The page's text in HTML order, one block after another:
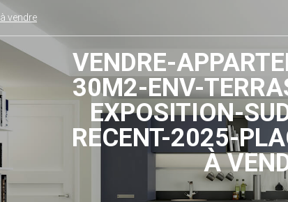
VENDRE-
30M2-ENV-
EXPOSITION-
RECENT-2025-
À
vendre